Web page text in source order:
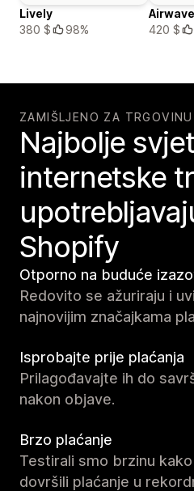
Lively
380 $
98%
Airwave
420 $
ZAMIŠLJENO ZA TRGOVINU
Najbolje
internetske
Shopify
Otporno na buduće
Redovito se ažuriraju i
najnovijim značajkama
Isprobajte prije plaćanja
Prilagođavajte ih do
nakon objave.
Brzo plaćanje
Testirali smo brzinu
dovršili plaćanje u